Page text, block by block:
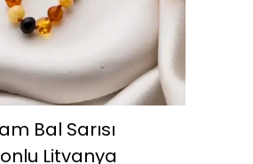
Bal Sarısı
Litvanya